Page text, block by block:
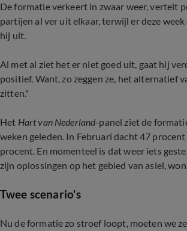
De formatie verkeert in zwaar weer, vertelt
partijen al ver uit elkaar, terwijl er deze
hij uit.
Al met al ziet het er niet goed uit, gaat hij
positief. Want, zo zeggen ze, het alternatief
zitten."
Het Hart van Nederland-panel ziet de
weken geleden. In Februari dacht 47
procent. En momenteel is dat weer iets
zijn oplossingen op het gebied van asiel,
Twee scenario's
Nu de formatie zo stroef loopt, moeten we